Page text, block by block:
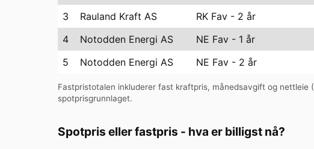
3
Rauland Kraft AS RK Fav - 2 år
4
Notodden Energi AS NE Fav - 1 år
5
Notodden Energi AS NE Fav - 2 år
Fastpristotalen inkluderer fast kraftpris, månedsavgift og nettleie (
spotprisgrunnlaget.
Spotpris eller fastpris - hva er billigst nå?